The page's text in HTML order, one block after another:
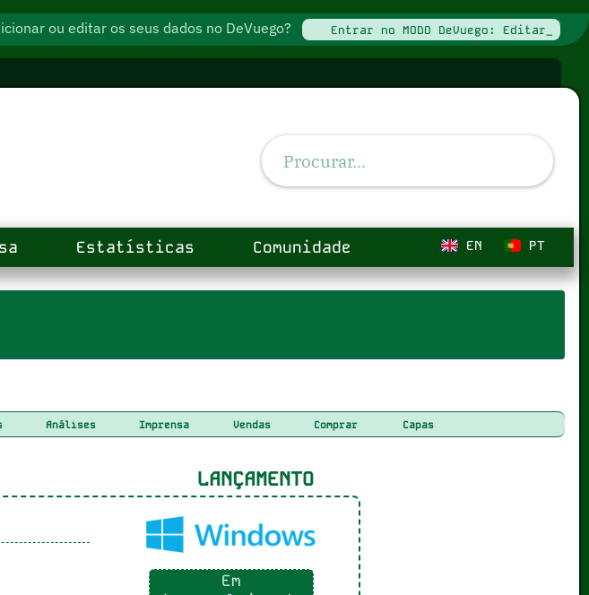
ou editar os seus dados no DeVuego? Entrar no MODO DeVuego: Editar_
Estatísticas Comunidade PT
EN
Análises Imprensa Vendas Comprar Capas
LANÇAMENTO
Em